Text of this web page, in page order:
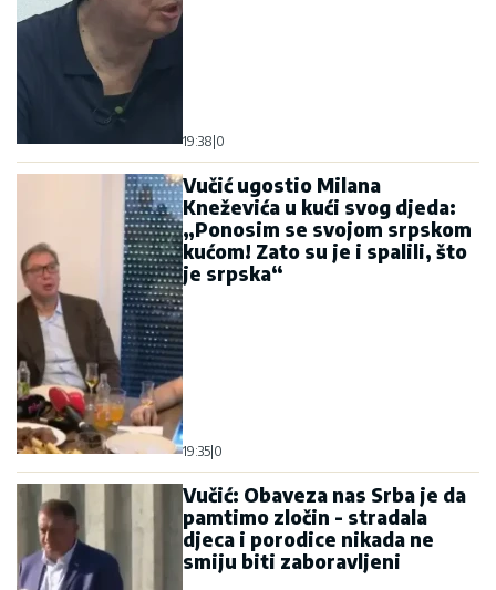
19:38 0
Vučić ugostio Milana
Kneževića u kući svog djeda:
„Ponosim se svojom srpskom
kućom! Zato su je i spalili, što
je srpska“
19:35 0
Vučić: Obaveza nas Srba je da
pamtimo zločin - stradala
djeca i porodice nikada ne
smiju biti zaboravljeni